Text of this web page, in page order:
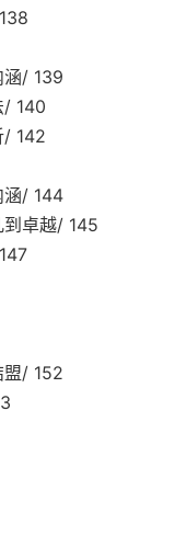
/ 139
140
142
/ 144
卓越/ 145
盟/ 152